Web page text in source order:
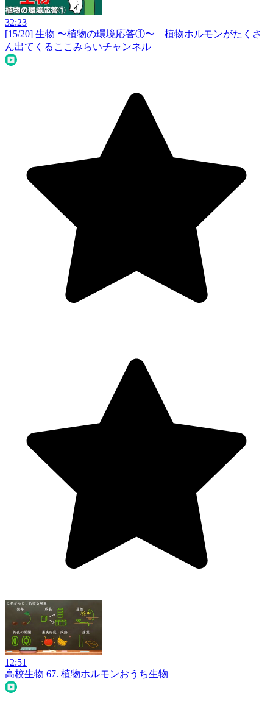
32:23
[15/20] 生物 〜植物の環境応答①〜 植物ホルモンがたくさ
ん出てくる ここみらいチャンネル
12:51
高校生物 67. 植物ホルモンおうち生物